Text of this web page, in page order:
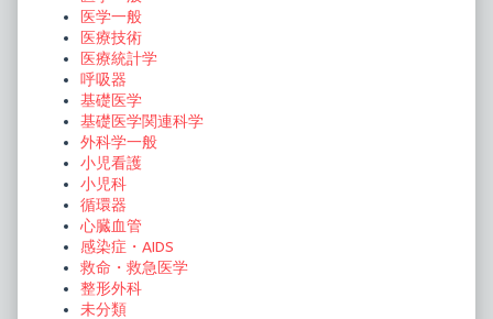
医学一般
医療技術
医療統計学
呼吸器
基礎医学
基礎医学関連科学
外科学一般
小児看護
小児科
循環器
心臓血管
感染症・AIDS
救命・救急医学
整形外科
未分類